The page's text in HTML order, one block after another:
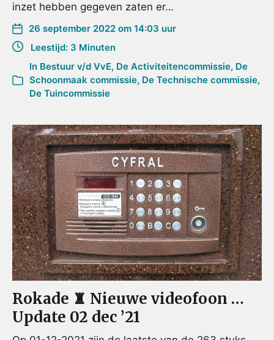
inzet hebben gegeven zaten er…
26 september 2022 om 14:03 uur
Leestijd: 3 Minuten
In Bestuur v/d VvE, De Activiteitencommissie, De
Schoonmaak commissie, De Technische commissie,
De Tuincommissie
Rokade ♜ Nieuwe videofoon …
Update 02 dec ’21